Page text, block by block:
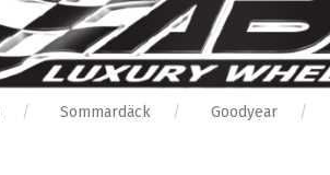
Sommardäck Goodyear